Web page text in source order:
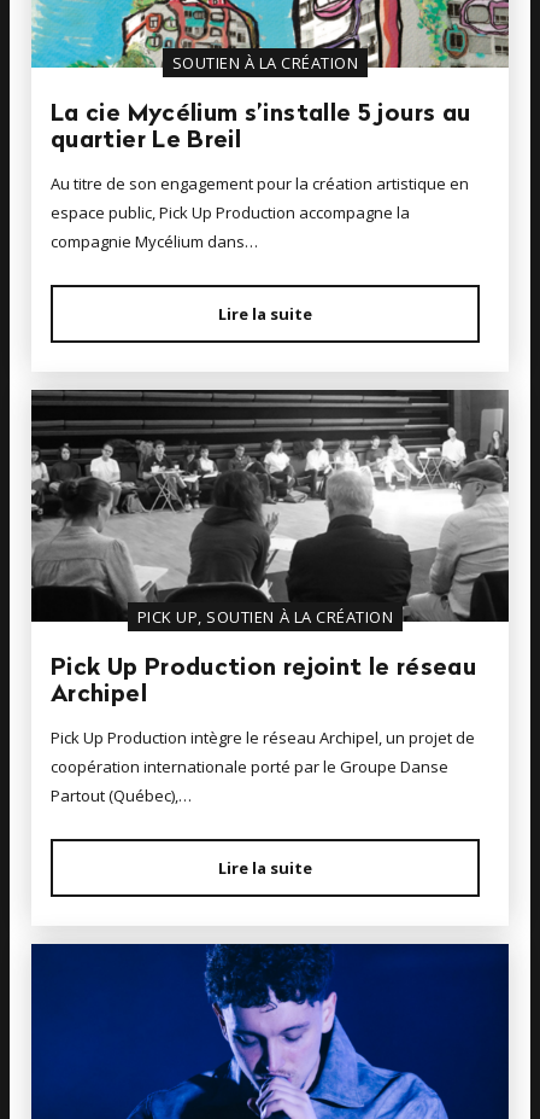
SOUTIEN À LA CRÉATION
La cie Mycélium s’installe 5 jours au
quartier Le Breil
Au titre de son engagement pour la création artistique en
espace public, Pick Up Production accompagne la
compagnie Mycélium dans…
Lire la suite
PICK UP, SOUTIEN À LA CRÉATION
Pick Up Production rejoint le réseau
Archipel
Pick Up Production intègre le réseau Archipel, un projet de
coopération internationale porté par le Groupe Danse
Partout (Québec),…
Lire la suite